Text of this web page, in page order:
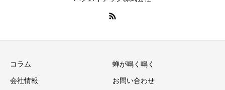
コラム
蝉が鳴く鳴く
会社情報
お問い合わせ